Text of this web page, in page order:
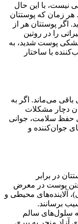
نیست، با این حال
زمان که پوستتان
اگر پوستتان هر از
را در روتین
خشکی پوست شدید، به
با ساختار
می‌ماند. اگر به
دچار مشکلات
حفظ سلامت، جوانی
جوان‌کننده و
در برابر
پوست در معرض
آلاینده‌های محیطی و
برسانند.
سلول‌های سالم